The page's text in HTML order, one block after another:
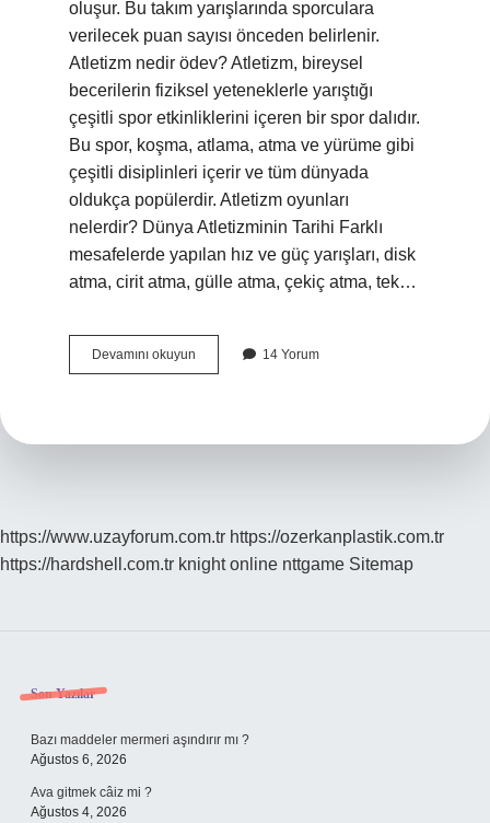
oluşur. Bu takım yarışlarında sporculara
verilecek puan sayısı önceden belirlenir.
Atletizm nedir ödev? Atletizm, bireysel
becerilerin fiziksel yeteneklerle yarıştığı
çeşitli spor etkinliklerini içeren bir spor dalıdır.
Bu spor, koşma, atlama, atma ve yürüme gibi
çeşitli disiplinleri içerir ve tüm dünyada
oldukça popülerdir. Atletizm oyunları
nelerdir? Dünya Atletizminin Tarihi Farklı
mesafelerde yapılan hız ve güç yarışları, disk
atma, cirit atma, gülle atma, çekiç atma, tek…
Devamını okuyun
Nedir
14 Yorum
https://www.uzayforum.com.tr https://ozerkanplastik.com.tr
https://hardshell.com.tr knight online nttgame Sitemap
Sidebar
Son Yazılar
Bazı maddeler mermeri aşındırır mı ?
Ağustos 6, 2026
Ava gitmek câiz mi ?
Ağustos 4, 2026